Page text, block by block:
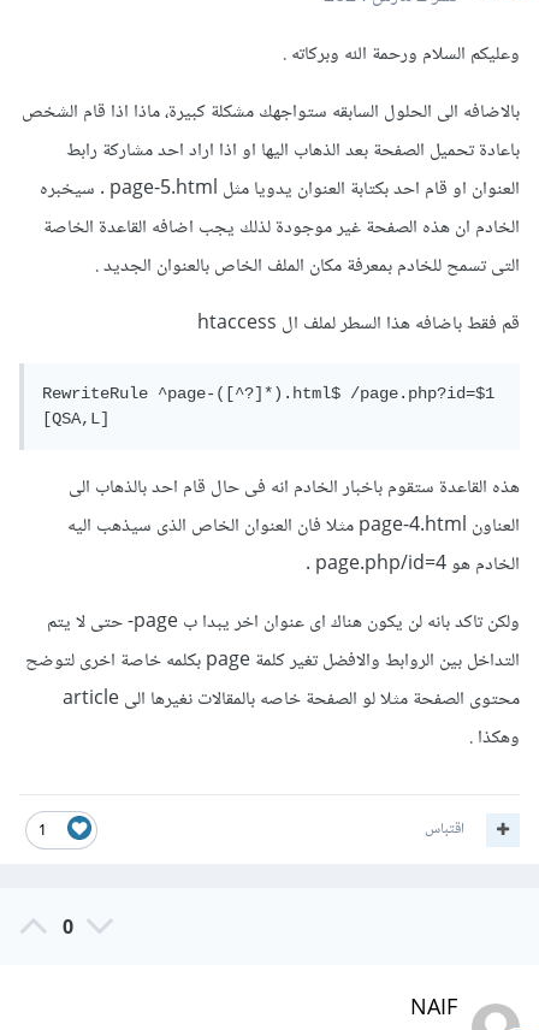
وعليكم السلام ورحمة الله وبركاته .
بالاضافه الى الحلول السابقه ستواجهك مشكلة كبيرة، ماذا اذا قام الشخص
باعادة تحميل الصفحة بعد الذهاب اليها او اذا اراد احد مشاركة رابط
العنوان او قام احد بكتابة العنوان يدويا مثل page-5.html . سيخبره
الخادم ان هذه الصفحة غير موجودة لذلك يجب اضافه القاعدة الخاصة
التى تسمح للخادم بمعرفة مكان الملف الخاص بالعنوان الجديد .
قم فقط باضافه هذا السطر لملف ال htaccess
RewriteRule ^page-([^?]*).html$ /page.php?id=$1
[QSA,L]
هذه القاعدة ستقوم باخبار الخادم انه فى حال قام احد بالذهاب الى
العناون page-4.html مثلا فان العنوان الخاص الذى سيذهب اليه
الخادم هو page.php/id=4 .
ولكن تاكد بانه لن يكون هناك اى عنوان اخر يبدا ب page- حتى لا يتم
التداخل بين الروابط والافضل تغير كلمة page بكلمه خاصة اخرى لتوضح
محتوى الصفحة مثلا لو الصفحة خاصه بالمقالات نغيرها الى article
وهكذا .
1 اقتباس
0
NAIF